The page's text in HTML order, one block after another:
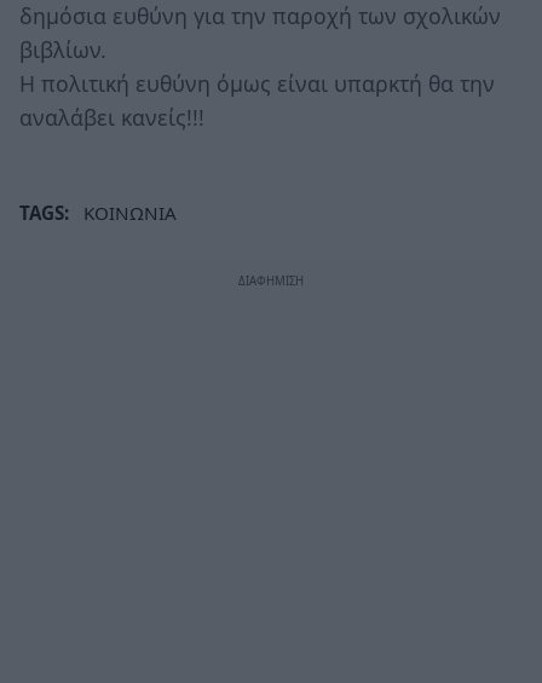
δημόσια ευθύνη για την παροχή των σχολικών
βιβλίων.
Η πολιτική ευθύνη όμως είναι υπαρκτή θα την
αναλάβει κανείς!!!
TAGS: ΚΟΙΝΩΝΙΑ